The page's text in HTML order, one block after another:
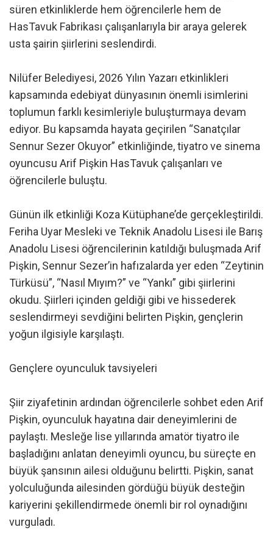
süren etkinliklerde hem öğrencilerle hem de
HasTavuk Fabrikası çalışanlarıyla bir araya gelerek
usta şairin şiirlerini seslendirdi.
Nilüfer Belediyesi, 2026 Yılın Yazarı etkinlikleri
kapsamında edebiyat dünyasının önemli isimlerini
toplumun farklı kesimleriyle buluşturmaya devam
ediyor. Bu kapsamda hayata geçirilen “Sanatçılar
Sennur Sezer Okuyor” etkinliğinde, tiyatro ve sinema
oyuncusu Arif Pişkin HasTavuk çalışanları ve
öğrencilerle buluştu.
Günün ilk etkinliği Koza Kütüphane’de gerçekleştirildi.
Feriha Uyar Mesleki ve Teknik Anadolu Lisesi ile Barış
Anadolu Lisesi öğrencilerinin katıldığı buluşmada Arif
Pişkin, Sennur Sezer’in hafızalarda yer eden “Zeytinin
Türküsü”, “Nasıl Mıyım?” ve “Yankı” gibi şiirlerini
okudu. Şiirleri içinden geldiği gibi ve hissederek
seslendirmeyi sevdiğini belirten Pişkin, gençlerin
yoğun ilgisiyle karşılaştı.
Gençlere oyunculuk tavsiyeleri
Şiir ziyafetinin ardından öğrencilerle sohbet eden Arif
Pişkin, oyunculuk hayatına dair deneyimlerini de
paylaştı. Mesleğe lise yıllarında amatör tiyatro ile
başladığını anlatan deneyimli oyuncu, bu süreçte en
büyük şansının ailesi olduğunu belirtti. Pişkin, sanat
yolculuğunda ailesinden gördüğü büyük desteğin
kariyerini şekillendirmede önemli bir rol oynadığını
vurguladı.